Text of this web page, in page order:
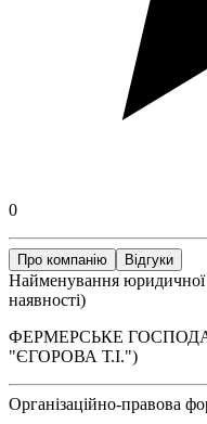
0
Про компанію Відгуки
Найменування юридичної
наявності)
ФЕРМЕРСЬКЕ
"ЄГОРОВА Т.І.")
Організаційно-правова